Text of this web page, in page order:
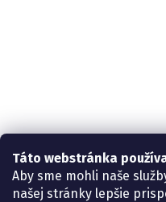
Táto webstránka
Aby sme mohli naše
našej stránky lepšie